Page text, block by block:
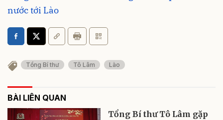
nước tới Lào
Tổng Bí thư Tô Lâm Lào
BÀI LIÊN QUAN
Tổng Bí thư Tô Lâm gặp